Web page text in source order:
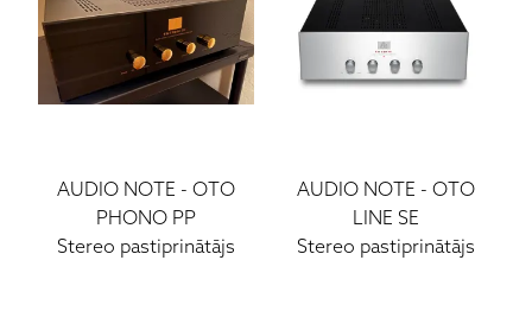
AUDIO NOTE -OTO
PHONO PP
Stereo pastiprinātājs
AUDIO NOTE - OTO
LINE SE
Stereo pastiprinātājs